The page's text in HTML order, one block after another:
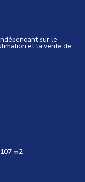
sur le
et la vente de
m2